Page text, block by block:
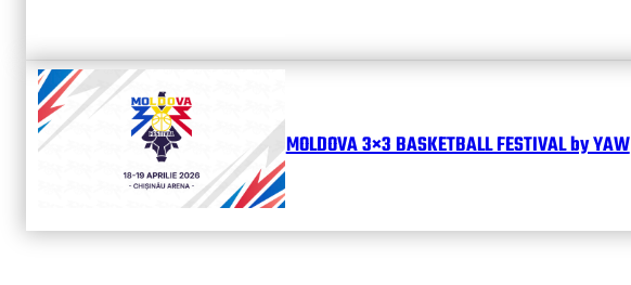
MOLDOVA 3×3 BASKETBALL FESTIVAL by YAW